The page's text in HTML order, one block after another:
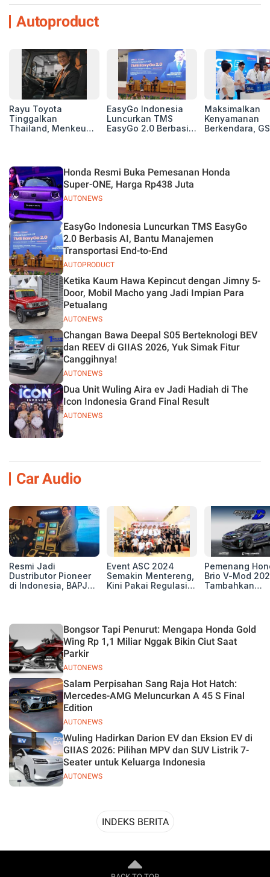
Autoproduct
Rayu Toyota
Tinggalkan
Thailand, Menkeu
Basis Produksi
ASEAN
EasyGo Indonesia
Luncurkan TMS
EasyGo 2.0 Berbasis
Maksimalkan
Kenyamanan
Berkendara,
2026
AUTONEWS
Honda Resmi Buka Pemesanan Honda
Super-ONE, Harga Rp438 Juta
AUTOPRODUCT
EasyGo Indonesia Luncurkan TMS EasyGo
2.0 Berbasis AI, Bantu Manajemen
Transportasi End-to-End
AUTONEWS
Ketika Kaum Hawa Kepincut dengan Jimny 5-
Door, Mobil Macho yang Jadi Impian Para
Petualang
AUTONEWS
Changan Bawa Deepal S05 Berteknologi BEV
dan REEV di GIIAS 2026, Yuk Simak Fitur
Canggihnya!
AUTONEWS
Dua Unit Wuling Aira ev Jadi Hadiah di The
Icon Indonesia Grand Final Result
Car Audio
Resmi Jadi
Dustributor Pioneer
di Indonesia, BAPJ
Event ASC 2024
Semakin Mentereng,
Kini Pakai Regulasi
Pemenang
Brio V-Mod
Tambahkan
AUTONEWS
Bongsor Tapi Penurut: Mengapa Honda Gold
Wing Rp 1,1 Miliar Nggak Bikin Ciut Saat
Parkir
AUTONEWS
Salam Perpisahan Sang Raja Hot Hatch:
Mercedes-AMG Meluncurkan A 45 S Final
Edition
AUTONEWS
Wuling Hadirkan Darion EV dan Eksion EV di
GIIAS 2026: Pilihan MPV dan SUV Listrik 7-
Seater untuk Keluarga Indonesia
INDEKS BERITA